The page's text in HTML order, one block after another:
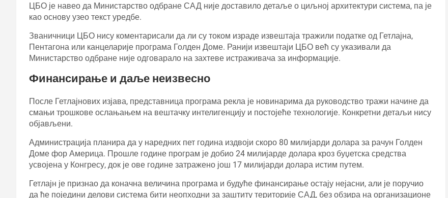
ЦБО је навео да Министарство одбране САД није доставило детаље о циљној архитектури система, па је
као основу узео текст уредбе.
Званичници ЦБО нису коментарисали да ли су током израде извештаја тражили податке од Гетлајна,
Пентагона или канцеларије програма Голден Доме. Ранији извештаји ЦБО већ су указивали да
Министарство одбране није одговарало на захтеве истраживача за информације.
Финансирање и даље неизвесно
После Гетлајнових изјава, представница програма рекла је новинарима да руководство тражи начине да
смањи трошкове ослањањем на вештачку интелигенцију и постојеће технологије. Конкретни детаљи нису
објављени.
Администрација планира да у наредних пет година издвоји скоро 80 милијарди долара за рачун Голден
Доме фор Америца. Прошле године програм је добио 24 милијарде долара кроз буџетска средства
усвојена у Конгресу, док је ове године затражено још 17 милијарди долара истим путем.
Гетлајн је признао да коначна величина програма и будуће финансирање остају нејасни, али је поручио
да ће поједини делови система бити неопходни за заштиту територије САД, без обзира на организационе